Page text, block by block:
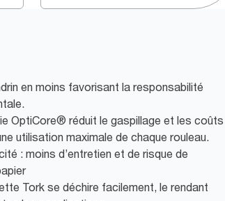
en moins favorisant la responsabilité
OptiCore® réduit le gaspillage et les coûts
utilisation maximale de chaque rouleau.
: moins d’entretien et de risque de
Tork se déchire facilement, le rendant